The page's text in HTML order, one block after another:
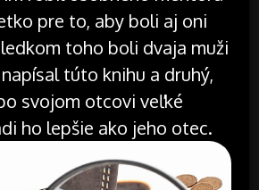
pre to, aby boli aj oni
toho boli dvaja muži
túto knihu a druhý,
svojom otcovi veľké
ho lepšie ako jeho otec.